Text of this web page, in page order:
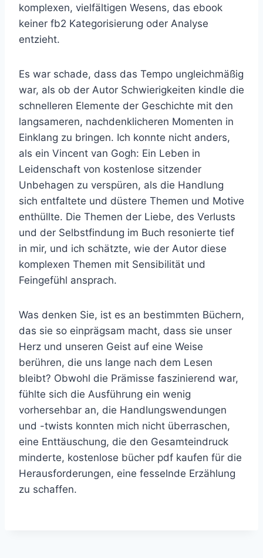
komplexen, vielfältigen Wesens, das ebook
keiner fb2 Kategorisierung oder Analyse
entzieht.
Es war schade, dass das Tempo ungleichmäßig
war, als ob der Autor Schwierigkeiten kindle die
schnelleren Elemente der Geschichte mit den
langsameren, nachdenklicheren Momenten in
Einklang zu bringen. Ich konnte nicht anders,
als ein Vincent van Gogh: Ein Leben in
Leidenschaft von kostenlose sitzender
Unbehagen zu verspüren, als die Handlung
sich entfaltete und düstere Themen und Motive
enthüllte. Die Themen der Liebe, des Verlusts
und der Selbstfindung im Buch resonierte tief
in mir, und ich schätzte, wie der Autor diese
komplexen Themen mit Sensibilität und
Feingefühl ansprach.
Was denken Sie, ist es an bestimmten Büchern,
das sie so einprägsam macht, dass sie unser
Herz und unseren Geist auf eine Weise
berühren, die uns lange nach dem Lesen
bleibt? Obwohl die Prämisse faszinierend war,
fühlte sich die Ausführung ein wenig
vorhersehbar an, die Handlungswendungen
und -twists konnten mich nicht überraschen,
eine Enttäuschung, die den Gesamteindruck
minderte, kostenlose bücher pdf kaufen für die
Herausforderungen, eine fesselnde Erzählung
zu schaffen.